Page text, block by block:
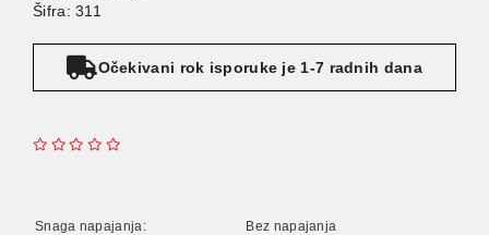
Šifra: 311
Očekivani rok isporuke je 1-7 radnih dana
Snaga napajanja: Bez napajanja